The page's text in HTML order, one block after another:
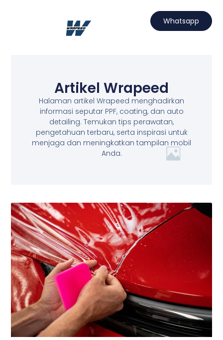
Whatsapp
Artikel Wrapeed
Halaman artikel Wrapeed menghadirkan
informasi seputar PPF, coating, dan auto
detailing. Temukan tips perawatan,
pengetahuan terbaru, serta inspirasi untuk
menjaga dan meningkatkan tampilan mobil
Anda.